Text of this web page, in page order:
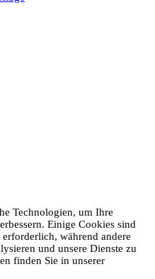
Technologien, um Ihre
Einige Cookies sind
während andere
und unsere Dienste zu
finden Sie in unserer